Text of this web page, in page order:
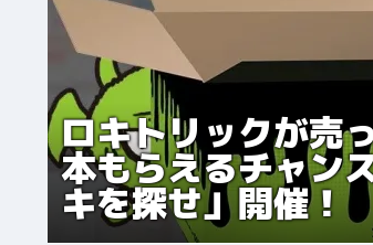
ロキトリックが売
本もらえるチャン
キを探せ」開催！